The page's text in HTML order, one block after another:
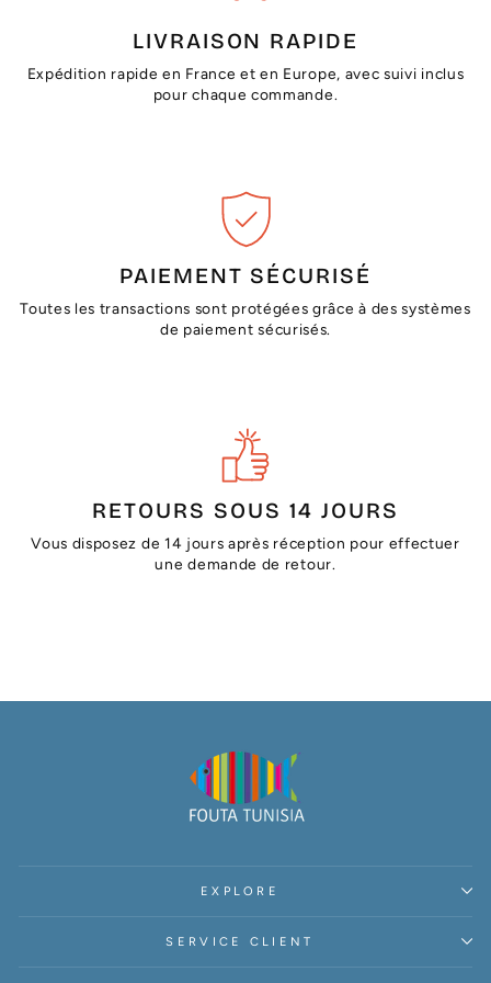
LIVRAISON RAPIDE
Expédition rapide en France et en Europe, avec suivi inclus
pour chaque commande.
PAIEMENT SÉCURISÉ
Toutes les transactions sont protégées grâce à des systèmes
de paiement sécurisés.
RETOURS SOUS 14 JOURS
Vous disposez de 14 jours après réception pour effectuer
une demande de retour.
EXPLORE
SERVICE CLIENT